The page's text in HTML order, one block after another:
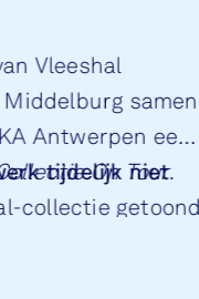
Vleeshal
samen
Antwerpen een
On Tour.
collectie getoond
tijdelijk niet